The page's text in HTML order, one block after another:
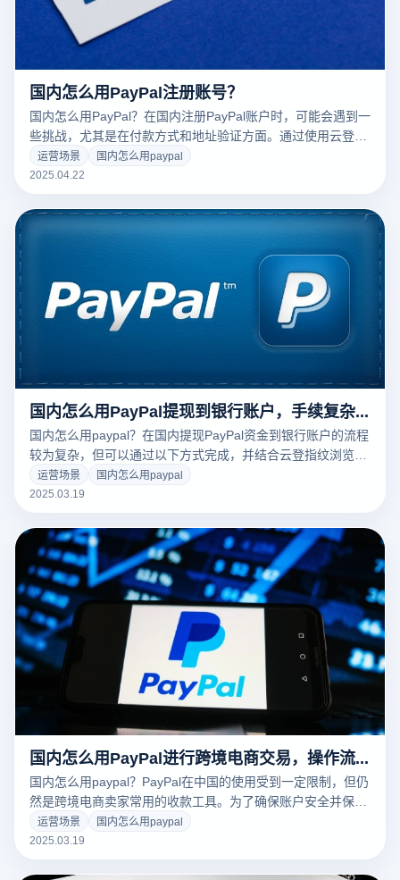
国内怎么用PayPal注册账号？
国内怎么用PayPal？在国内注册PayPal账户时，可能会遇到一
些挑战，尤其是在付款方式和地址验证方面。通过使用云登超
级浏览器，这些问题可以轻松解决，确保账户注册过程顺利完
成。以下是详细步骤：
运营场景
国内怎么用paypal
2025.04.22
国内怎么用PayPal提现到银行账户，手续复杂吗？
国内怎么用paypal？在国内提现PayPal资金到银行账户的流程
较为复杂，但可以通过以下方式完成，并结合云登指纹浏览器
确保账户安全：
运营场景
国内怎么用paypal
2025.03.19
国内怎么用PayPal进行跨境电商交易，操作流程是什么？
国内怎么用paypal？PayPal在中国的使用受到一定限制，但仍
然是跨境电商卖家常用的收款工具。为了确保账户安全并保持
稳定运行，可以结合云登指纹浏览器，降低被风控的风险。以
下是完整的操作流程。
运营场景
国内怎么用paypal
2025.03.19